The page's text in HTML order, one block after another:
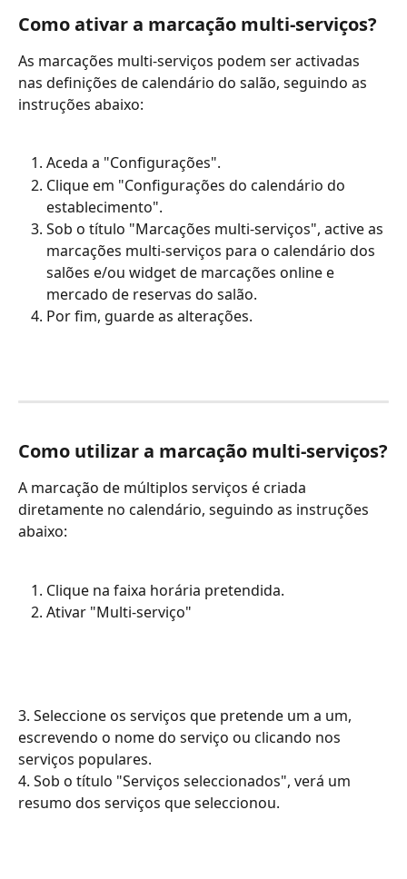
Como ativar a marcação multi-serviços?
As marcações multi-serviços podem ser activadas
nas definições de calendário do salão, seguindo as
instruções abaixo:
Aceda a "Configurações".
Clique em "Configurações do calendário do
establecimento".
Sob o título "Marcações multi-serviços", active as
marcações multi-serviços para o calendário dos
salões e/ou widget de marcações online e
mercado de reservas do salão.
Por fim, guarde as alterações.
Como utilizar a marcação multi-serviços?
A marcação de múltiplos serviços é criada
diretamente no calendário, seguindo as instruções
abaixo:
Clique na faixa horária pretendida.
Ativar "Multi-serviço"
3. Seleccione os serviços que pretende um a um,
escrevendo o nome do serviço ou clicando nos
serviços populares.
4. Sob o título "Serviços seleccionados", verá um
resumo dos serviços que seleccionou.